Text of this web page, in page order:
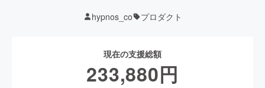
hypnos_co プロダクト
現在の支援総額
233,880円